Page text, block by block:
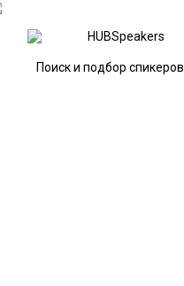
Поиск и подбор спикеров